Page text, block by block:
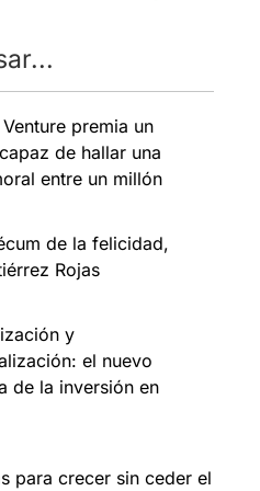
premia un
de hallar una
entre un millón
de la felicidad,
Rojas
y
el nuevo
de la inversión en
para crecer sin ceder el